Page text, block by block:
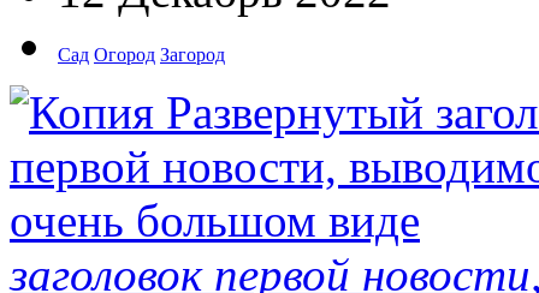
Сад Огород Загород
заголовок первой